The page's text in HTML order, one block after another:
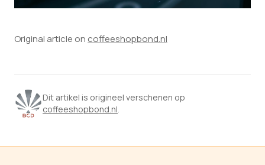
Original article on coffeeshopbond.nl
Dit artikel is origineel verschenen op
coffeeshopbond.nl.